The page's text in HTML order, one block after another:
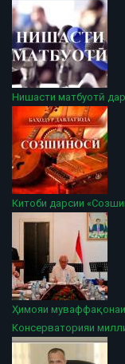
Нишасти матбуотӣ
Китоби дарсии
Ҳимояи
Консерваторияи